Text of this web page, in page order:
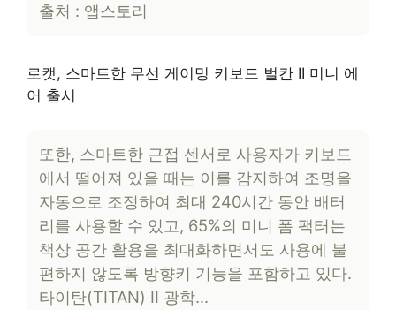
출처 : 앱스토리
로캣, 스마트한 무선 게이밍 키보드 벌칸 II 미니 에
어 출시
또한, 스마트한 근접 센서로 사용자가 키보드
에서 떨어져 있을 때는 이를 감지하여 조명을
자동으로 조정하여 최대 240시간 동안 배터
리를 사용할 수 있고, 65%의 미니 폼 팩터는
책상 공간 활용을 최대화하면서도 사용에 불
편하지 않도록 방향키 기능을 포함하고 있다.
타이탄(TITAN) II 광학…